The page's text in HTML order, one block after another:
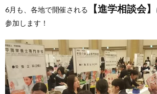
6月も、各地で開催される 【進学相談会】
参加します！